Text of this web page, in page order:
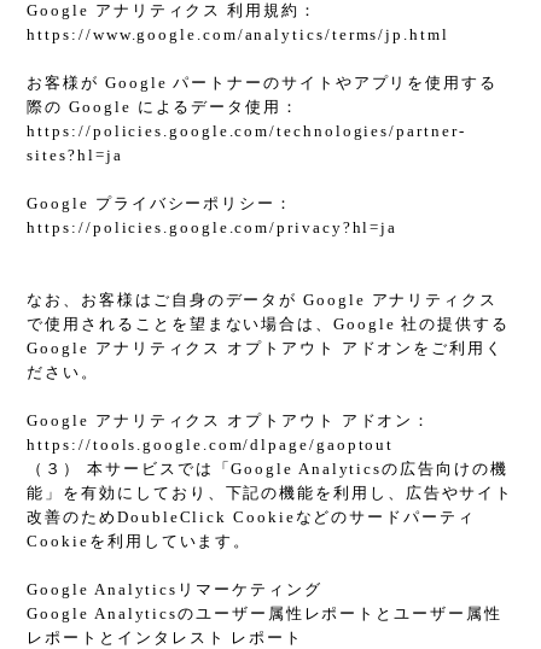
Google アナリティクス 利用規約：
https://www.google.com/analytics/terms/jp.html
お客様が Google パートナーのサイトやアプリを使用する
際の Google によるデータ使用：
https://policies.google.com/technologies/partner-
sites?hl=ja
Google プライバシーポリシー：
https://policies.google.com/privacy?hl=ja
なお、お客様はご自身のデータが Google アナリティクス
で使用されることを望まない場合は、Google 社の提供する
Google アナリティクス オプトアウト アドオンをご利用く
ださい。
Google アナリティクス オプトアウト アドオン：
https://tools.google.com/dlpage/gaoptout
（３） 本サービスでは「Google Analyticsの広告向けの機
能」を有効にしており、下記の機能を利用し、広告やサイト
改善のためDoubleClick Cookieなどのサードパーティ
Cookieを利用しています。
Google Analyticsリマーケティング
Google Analyticsのユーザー属性レポートとユーザー属性
レポートとインタレスト レポート